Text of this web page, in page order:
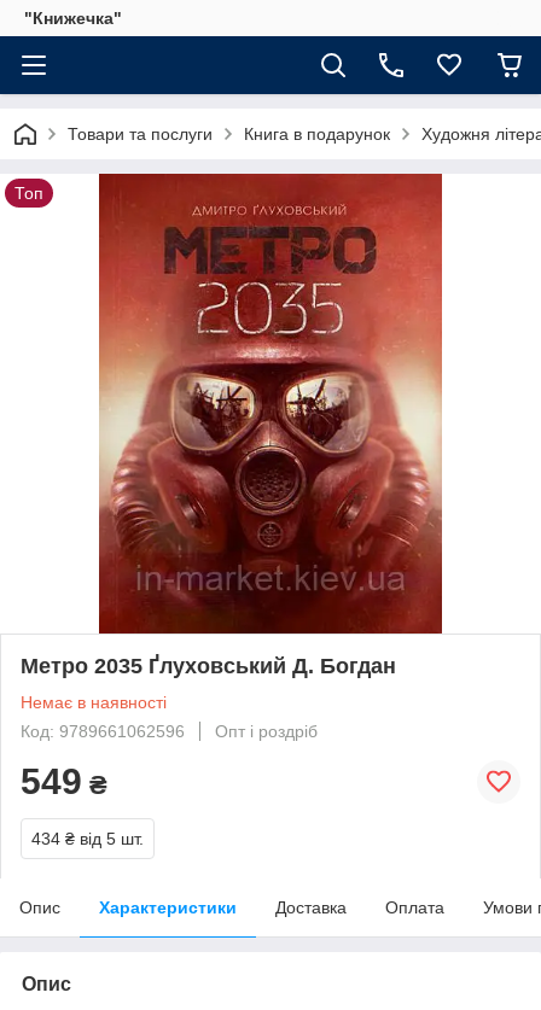
"Книжечка"
Товари та послуги Книга в подарунок Художня
Топ
Метро 2035 Ґлуховський Д. Богдан
Немає в наявності
Код: 9789661062596
Опт і роздріб
549 ₴
434 ₴ від 5 шт.
Опис Характеристики Доставка Оплата Умови
Опис